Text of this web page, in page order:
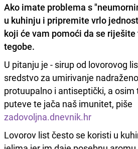
Ako imate problema s
u kuhinju i pripremite vrlo
koji će vam pomoći da se
tegobe.
U pitanju je - sirup od lovorovog
sredstvo za umirivanje
protuupalno i antiseptički, a
puteve te jača naš imunitet, piše
zadovoljna.dnevnik.hr
Lovorov list često se koristi u